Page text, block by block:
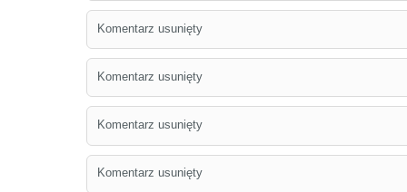
Komentarz usunięty
Komentarz usunięty
Komentarz usunięty
Komentarz usunięty